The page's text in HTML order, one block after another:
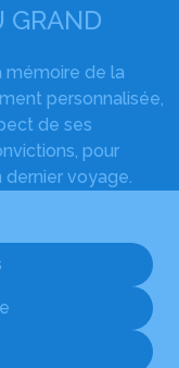
GRAND
mémoire de la
personnalisée,
de ses
pour
dernier voyage.